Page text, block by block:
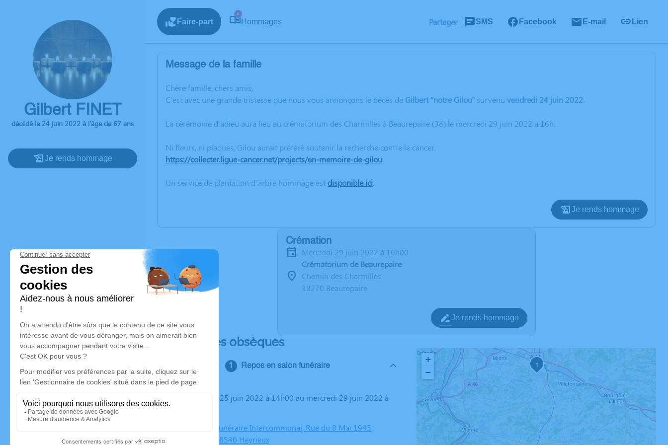
Gilbert FINET
décédé le 24 juin 2022 à l'âge de 67 ans
Je rends hommage
Faire-part
6
Hommages Partager SMS Facebook E-mail Lien
Message de la famille
Chère famille, chers amis,
C'est avec une grande tristesse que nous vous annonçons le décès de Gilbert "notre Gilou" survenu vendredi 24 juin 2022.
La cérémonie d'adieu aura lieu au crématorium des Charmilles à Beaurepaire (38) le mercredi 29 juin 2022 a 16h.
Ni fleurs, ni plaques, Gilou aurait préféré soutenir la recherche contre le cancer.
https://collecter.ligue-cancer.net/projects/en-memoire-de-gilou
Un service de plantation d’arbre hommage est disponible ici.
Je rends hommage
Crémation
mercredi 29 juin 2022 à 16h00
Crématorium de Beaurepaire
Chemin des Charmilles
38270 Beaurepaire
Je rends hommage
Déroulé des obsèques
Repos en salon funéraire
Chambre Funéraire Intercommunal, Rue du 8 Mai 1945
Heyrieux, 38540 Heyrieux
1
+
−